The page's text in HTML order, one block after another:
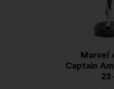
Marvel
Captain
23